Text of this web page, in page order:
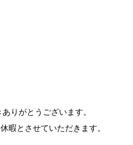
りがとうございます。
暇とさせていただきます。